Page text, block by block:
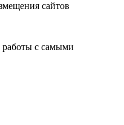
сайтов
работы с самыми